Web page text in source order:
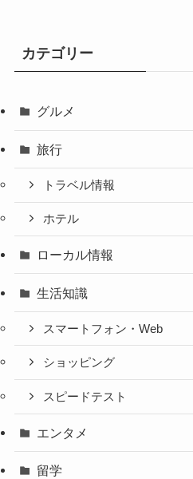
カテゴリー
グルメ
旅行
トラベル情報
ホテル
ローカル情報
生活知識
スマートフォン・Web
ショッピング
スピードテスト
エンタメ
留学